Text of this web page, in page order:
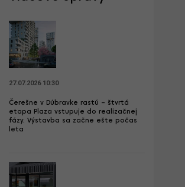
27.07.2026 10:30
Čerešne v Dúbravke rastú – štvrtá
etapa Plaza vstupuje do realizačnej
fázy. Výstavba sa začne ešte počas
leta